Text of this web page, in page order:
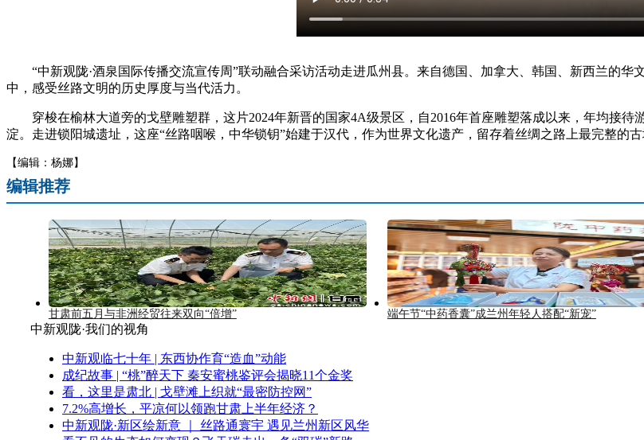
“中新观陇·酒泉国际传播交流宣传周”联动融合采访活动走进瓜州县。来自德国、加拿大、韩国、新西兰的华
中，感受丝路文明的历史厚度与当代活力。
穿梭在榆林大道旁的戈壁雕塑群，这片2024年新晋的国家4A级景区，自2016年首座雕塑落成以来，年均接待
淀。走进锁阳城遗址，这座“丝路咽喉，中华锁钥”始建于汉代，作为世界文化遗产，留存着丝绸之路上最完整的古
【编辑：杨娜】
编辑推荐
甘肃前五月与非洲经贸往来双向“倍增” 端午节“中药香囊”成兰州年轻人搭配“新宠”
中新观陇·我们的视角
中新观临七十年 | 东西协作育“造血”动能
成纪故事 | “桃”醉天下 秦安蜜桃鉴评会揭晓11个金奖
看，这里是肃北 | 戈壁滩上织就“最密防控网”
7.2%高增长，平凉何以领跑甘肃上半年经济？
中新观陇·新区绘新意 ｜ 丝路通寰宇 遇见兰州新区风华